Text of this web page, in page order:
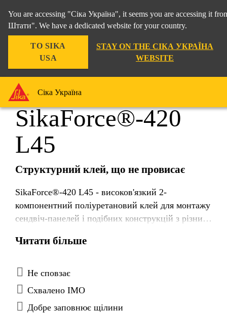
You are accessing "Сіка Україна", it seems you are accessing it
Штати". We have a dedicated website for your country.
TO SIKA
USA
STAY ON THE СІКА УКРАЇНА
WEBSITE
Сіка Україна
Промисловість SikaForce®-420 L45
SikaForce®-420
L45
Структурний клей, що не провисає
SikaForce®-420 L45 - високов'язкий 2-
компонентний поліуретановий клей для монтажу
сендвіч-панелей і подібних конструкцій з різних
системою FTP Code і схвалений згідно з
Читати більше
Не сповзає
Схвалено IMO
Добре заповнює щілини